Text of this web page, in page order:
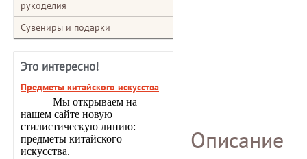
Описание
рукоделия
Сувениры и подарки
Это интересно!
Предметы китайского искусства
Мы открываем на
нашем сайте новую
стилистическую линию:
предметы китайского
искусства.